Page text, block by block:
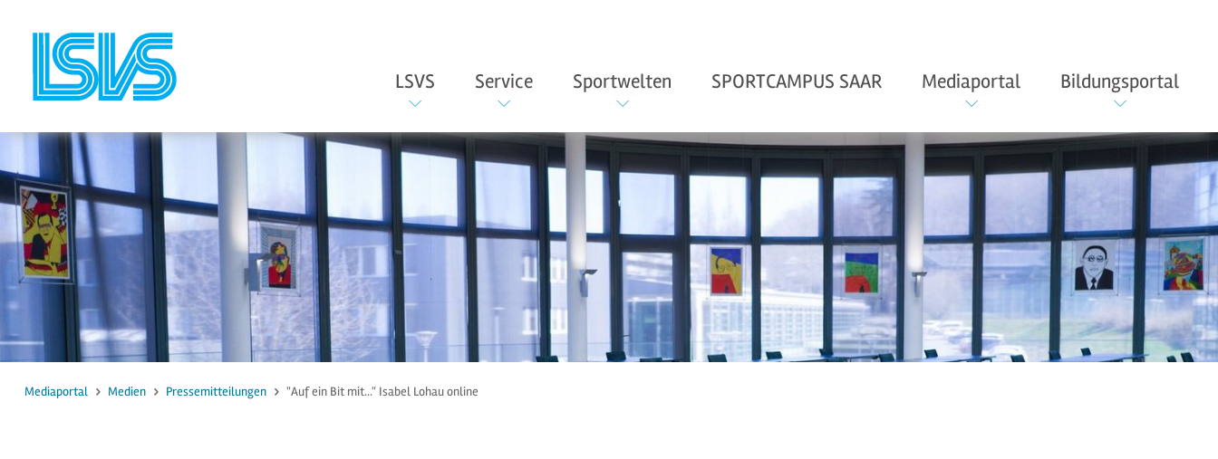
zum Inhalt
zur Suche
LSVS Service Sportwelten SPORTCAMPUS SAAR Mediaportal Bildungsportal
Mediaportal Medien Pressemitteilungen "Auf ein Bit mit..." Isabel Lohau online